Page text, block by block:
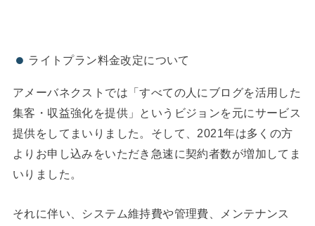
ライトプラン料金改定について
アメーバネクストでは「すべての人にブログを活用した
集客・収益強化を提供」というビジョンを元にサービス
提供をしてまいりました。そして、2021年は多くの方
よりお申し込みをいただき急速に契約者数が増加してま
いりました。
それに伴い、システム維持費や管理費、メンテナンス